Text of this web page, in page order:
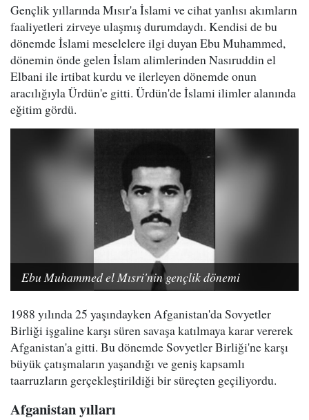
Gençlik yıllarında Mısır'a İslami ve cihat yanlısı akımların
faaliyetleri zirveye ulaşmış durumdaydı. Kendisi de bu
dönemde İslami meselelere ilgi duyan Ebu Muhammed,
dönemin önde gelen İslam alimlerinden Nasıruddin el
Elbani ile irtibat kurdu ve ilerleyen dönemde onun
aracılığıyla Ürdün'e gitti. Ürdün'de İslami ilimler alanında
eğitim gördü.
Ebu Muhammed el Mısri'nin gençlik dönemi
1988 yılında 25 yaşındayken Afganistan'da Sovyetler
Birliği işgaline karşı süren savaşa katılmaya karar vererek
Afganistan'a gitti. Bu dönemde Sovyetler Birliği'ne karşı
büyük çatışmaların yaşandığı ve geniş kapsamlı
taarruzların gerçekleştirildiği bir süreçten geçiliyordu.
Afganistan yılları